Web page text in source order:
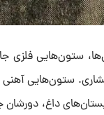
ستون‌هایی فلزی
ستون‌هایی آهنی
داغ،